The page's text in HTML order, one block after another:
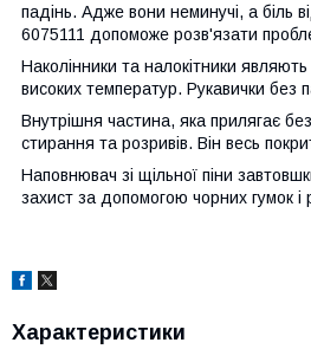
падінь. Адже вони неминучі, а біль
6075111 допоможе розв'язати
Наколінники та налокітники
високих температур. Рукавички без
Внутрішня частина, яка прилягає
стирання та розривів. Він весь
Наповнювач зі щільної піни
захист за допомогою чорних гумок і
Характеристики